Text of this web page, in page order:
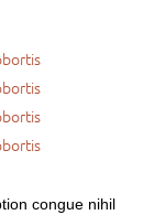
congue nihil